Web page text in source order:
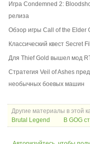
Игра Condemned 2:
релиза
Обзор игры Call of the Elder
Классический квест Secret
Для Thief Gold вышел мод
Стратегия Veil of Ashes
необычных боевых машин
Другие материалы в этой
Brutal Legend
В GOG